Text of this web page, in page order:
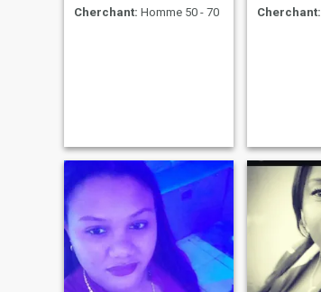
Cherchant: Homme 50 - 70
Cherchant: